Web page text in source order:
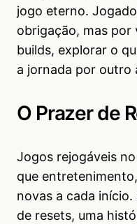
jogo eterno.
obrigação, mas
builds, explorar o
a jornada por outro
O Prazer de
Jogos rejogáveis
que
novas a cada
de resets, uma